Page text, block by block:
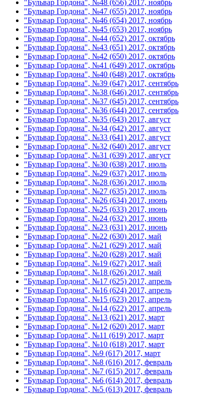
"Бульвар Гордона", №48 (656) 2017, ноябрь
"Бульвар Гордона", №47 (655) 2017, ноябрь
"Бульвар Гордона", №46 (654) 2017, ноябрь
"Бульвар Гордона", №45 (653) 2017, ноябрь
"Бульвар Гордона", №44 (652) 2017, октябрь
"Бульвар Гордона", №43 (651) 2017, октябрь
"Бульвар Гордона", №42 (650) 2017, октябрь
"Бульвар Гордона", №41 (649) 2017, октябрь
"Бульвар Гордона", №40 (648) 2017, октябрь
"Бульвар Гордона", №39 (647) 2017, сентябрь
"Бульвар Гордона", №38 (646) 2017, сентябрь
"Бульвар Гордона", №37 (645) 2017, сентябрь
"Бульвар Гордона", №36 (644) 2017, сентябрь
"Бульвар Гордона", №35 (643) 2017, август
"Бульвар Гордона", №34 (642) 2017, август
"Бульвар Гордона", №33 (641) 2017, август
"Бульвар Гордона", №32 (640) 2017, август
"Бульвар Гордона", №31 (639) 2017, август
"Бульвар Гордона", №30 (638) 2017, июль
"Бульвар Гордона", №29 (637) 2017, июль
"Бульвар Гордона", №28 (636) 2017, июль
"Бульвар Гордона", №27 (635) 2017, июль
"Бульвар Гордона", №26 (634) 2017, июнь
"Бульвар Гордона", №25 (633) 2017, июнь
"Бульвар Гордона", №24 (632) 2017, июнь
"Бульвар Гордона", №23 (631) 2017, июнь
"Бульвар Гордона", №22 (630) 2017, май
"Бульвар Гордона", №21 (629) 2017, май
"Бульвар Гордона", №20 (628) 2017, май
"Бульвар Гордона", №19 (627) 2017, май
"Бульвар Гордона", №18 (626) 2017, май
"Бульвар Гордона", №17 (625) 2017, апрель
"Бульвар Гордона", №16 (624) 2017, апрель
"Бульвар Гордона", №15 (623) 2017, апрель
"Бульвар Гордона", №14 (622) 2017, апрель
"Бульвар Гордона", №13 (621) 2017, март
"Бульвар Гордона", №12 (620) 2017, март
"Бульвар Гордона", №11 (619) 2017, март
"Бульвар Гордона", №10 (618) 2017, март
"Бульвар Гордона", №9 (617) 2017, март
"Бульвар Гордона", №8 (616) 2017, февраль
"Бульвар Гордона", №7 (615) 2017, февраль
"Бульвар Гордона", №6 (614) 2017, февраль
"Бульвар Гордона", №5 (613) 2017, февраль